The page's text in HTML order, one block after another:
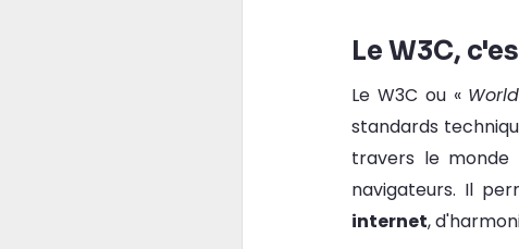
Le W3C,
Le W3C ou «
standards
travers le monde
navigateurs. Il
internet,